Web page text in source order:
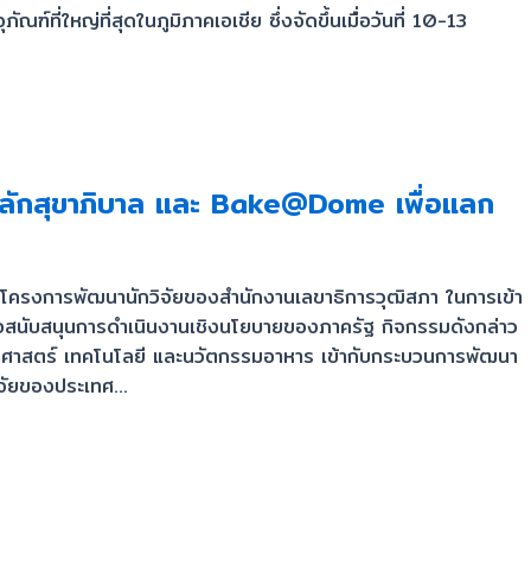
ณฑ์ที่ใหญ่ที่สุดในภูมิภาคเอเชีย ซึ่งจัดขึ้นเมื่อวันที่ 10-13
สุขาภิบาล และ Bake@Dome เพื่อแลก
งการพัฒนานักวิจัยของสำนักงานเลขาธิการวุฒิสภา ในการเข้า
นับสนุนการดำเนินงานเชิงนโยบายของภาครัฐ กิจกรรมดังกล่าว
สตร์ เทคโนโลยี และนวัตกรรมอาหาร เข้ากับกระบวนการพัฒนา
ของประเทศ...